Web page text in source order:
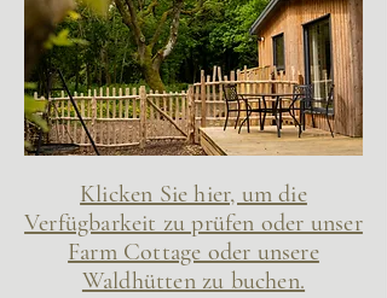
Klicken Sie hier, um die
Verfügbarkeit zu prüfen oder unser
Farm Cottage oder unsere
Waldhütten zu buchen.